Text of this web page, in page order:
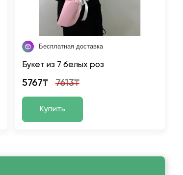
Бесплатная доставка
Букет из 7 белых роз
5767₸ 7613₸
Купить